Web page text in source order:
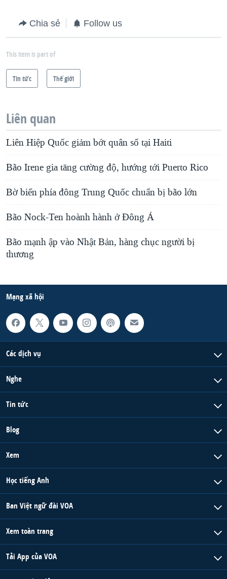
Chia sẻ Follow us
This item is part of
Tin tức Thế giới
Liên quan
Liên Hiệp Quốc giảm bớt quân số tại Haiti
Bão Irene gia tăng cường độ, hướng tới Puerto Rico
Bờ biển phía đông Trung Quốc chuẩn bị bão lớn
Bão Nock-Ten hoành hành ở Đông Á
Bão mạnh ập vào Nhật Bản, hàng chục người bị
thương
Mạng xã hội
Các dịch vụ
Nghe
Tin tức
Blog
Xem
Học tiếng Anh
Ban Việt ngữ đài VOA
Xem toàn trang
Tải App của VOA